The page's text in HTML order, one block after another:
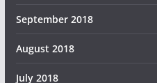
September 2018
August 2018
July 2018